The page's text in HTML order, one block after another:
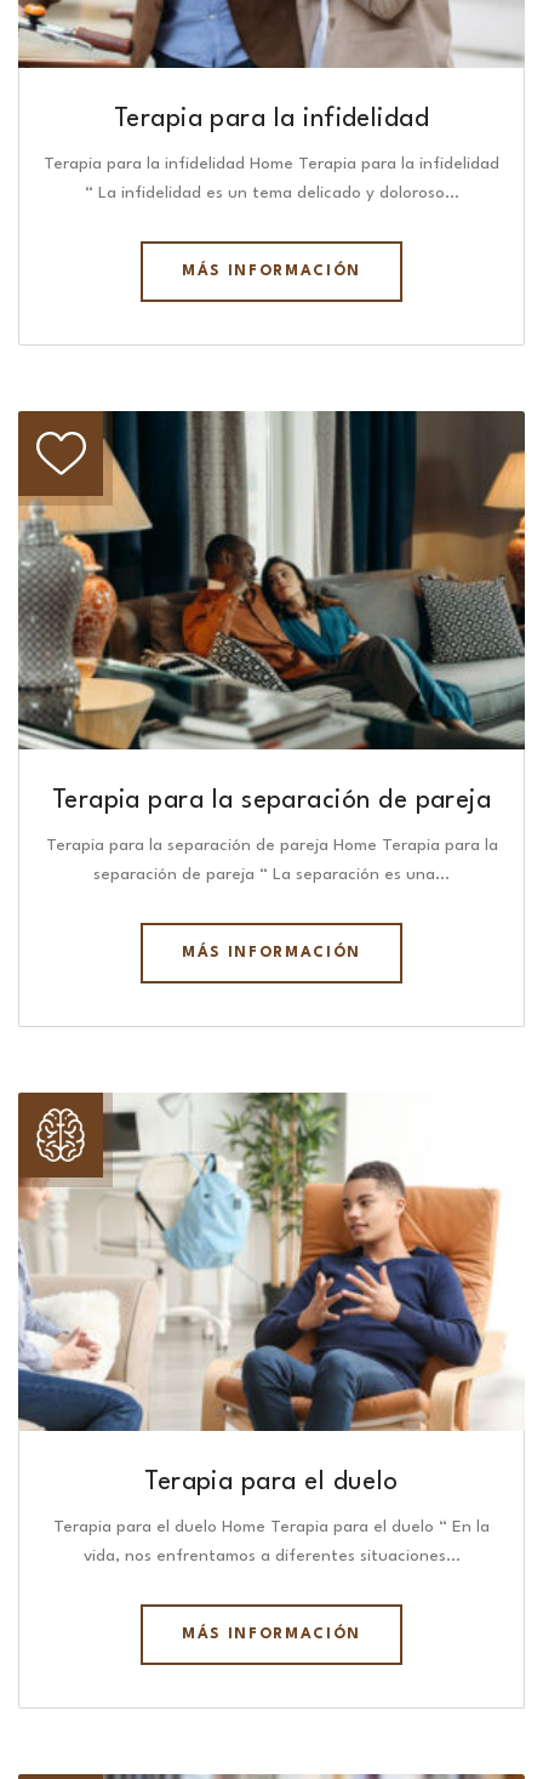
Terapia para la infidelidad
Terapia para la infidelidad Home Terapia para la infidelidad
“ La infidelidad es un tema delicado y doloroso…
MÁS INFORMACIÓN
Terapia para la separación de pareja
Terapia para la separación de pareja Home Terapia para la
separación de pareja “ La separación es una…
MÁS INFORMACIÓN
Terapia para el duelo
Terapia para el duelo Home Terapia para el duelo “ En la
vida, nos enfrentamos a diferentes situaciones…
MÁS INFORMACIÓN